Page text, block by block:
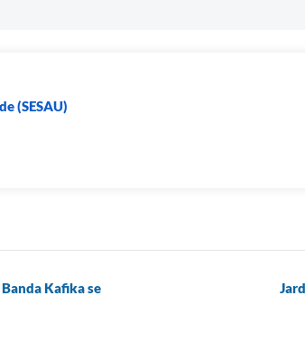
(SESAU)
Kafika se